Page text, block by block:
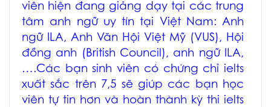
viên hiện đang giảng dạy tại các trung
tâm anh ngữ uy tín tại Việt Nam: Anh
ngữ ILA, Anh Văn Hội Việt Mỹ (VUS), Hội
đồng anh (British Council), anh ngữ ILA,
….Các bạn sinh viên có chứng chỉ ielts
xuất sắc trên 7,5 sẽ giúp các bạn học
viên tự tin hơn và hoàn thành kỳ thi ielts